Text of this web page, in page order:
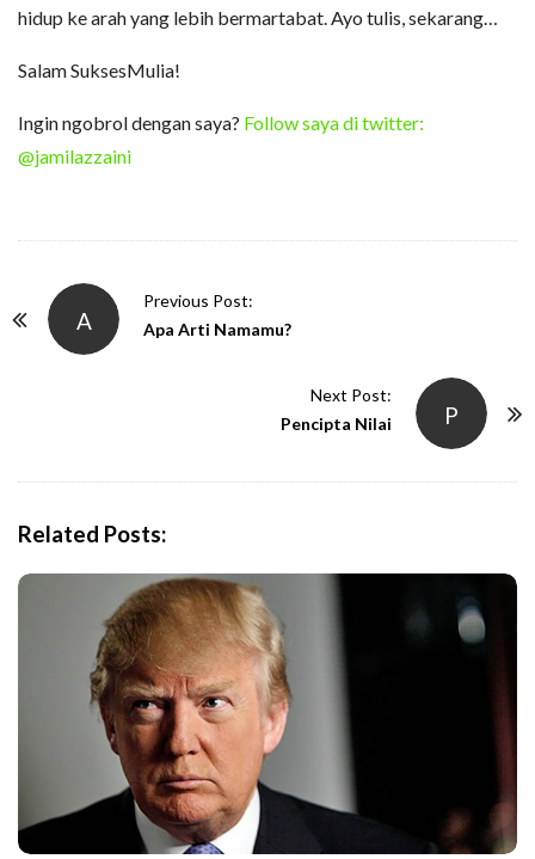
hidup ke arah yang lebih bermartabat. Ayo tulis, sekarang…
Salam SuksesMulia!
Ingin ngobrol dengan saya? Follow saya di twitter:
@jamilazzaini
A
Previous Post:
Apa Arti Namamu?
P
Next Post:
Pencipta Nilai
Related Posts: